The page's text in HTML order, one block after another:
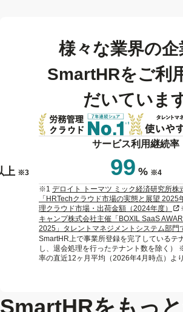
様々な業界の企
SmartHRをご利
だいていま
上 ※3
サービス利用継続率
99 % ※4
※1 デロイト トーマツ ミック経済研究所株
「HRTechクラウド市場の実態と展望 2025
理クラウド市場・出荷金額（2024年度）
新
キャンプ株式会社主催「BOXIL SaaS
2025」タレントマネジメントシステム部門
SmartHR上で事業所登録を完了しているテ
し、退会処理を行ったテナント数を除く）
率の直近12ヶ月平均（2026年4月時点）よ
SmartHRをもっ